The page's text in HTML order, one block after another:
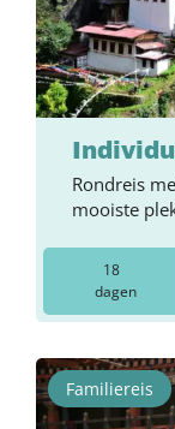
Rondreis
mooiste
18
dagen
Familiereis